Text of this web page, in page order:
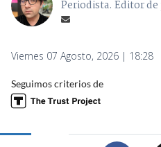
Periodista. Editor
Viernes 07 Agosto, 2026 | 18:28
Seguimos criterios de